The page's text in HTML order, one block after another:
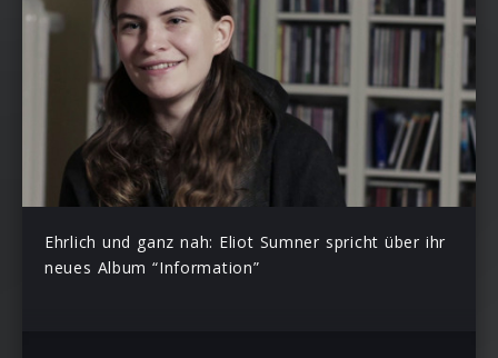
Ehrlich und ganz nah: Eliot Sumner spricht über ihr
neues Album “Information”